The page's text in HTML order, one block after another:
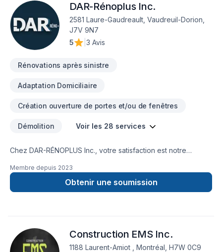
adaptée à chaque client, pour garantir des résultats au-delà
de vos attentes. Demandez votre soumission personnalisée
et démarrez votre projet en toute confiance.
DAR-Rénoplus Inc.
2581 Laure-Gaudreault, Vaudreuil-Dorion,
J7V 9N7
5
3 Avis
Rénovations après sinistre
Adaptation Domiciliaire
Création ouverture de portes et/ou de fenêtres
Démolition Voir les 28 services
Chez DAR-RÉNOPLUS Inc., votre satisfaction est notre
rénovation intérieure et plus. Votre cuisine, sous-sol, salle de
bain, ainsi que vos chambres supplémentaires, seront
reconstruit pour adhérer à votre vision. Dans nos services,
changement de murs, céramique, et autres (moulures,
marches, brique , plâtrage , etc.).
Membre depuis 2023
Obtenir une soumission
Construction EMS Inc.
1188 Laurent-Amiot , Montréal, H7W 0C9